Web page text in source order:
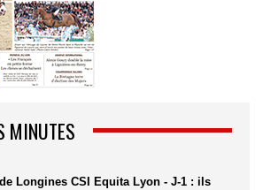
MINUTES
Longines CSI Equita Lyon - J-1 : ils